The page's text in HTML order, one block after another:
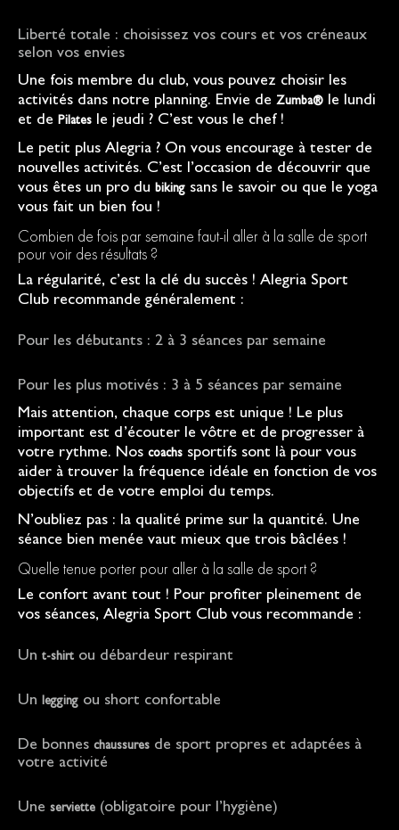
Liberté totale : choisissez vos cours et vos créneaux
selon vos envies
Une fois membre du club, vous pouvez choisir les
activités dans notre planning. Envie de Zumba® le lundi
et de Pilates le jeudi ? C’est vous le chef !
Le petit plus Alegria ? On vous encourage à tester de
nouvelles activités. C’est l’occasion de découvrir que
vous êtes un pro du biking sans le savoir ou que le yoga
vous fait un bien fou !
Combien de fois par semaine faut-il aller à la salle de sport
pour voir des résultats ?
La régularité, c’est la clé du succès ! Alegria Sport
Club recommande généralement :
Pour les débutants : 2 à 3 séances par semaine
Pour les plus motivés : 3 à 5 séances par semaine
Mais attention, chaque corps est unique ! Le plus
important est d’écouter le vôtre et de progresser à
votre rythme. Nos coachs sportifs sont là pour vous
aider à trouver la fréquence idéale en fonction de vos
objectifs et de votre emploi du temps.
N’oubliez pas : la qualité prime sur la quantité. Une
séance bien menée vaut mieux que trois bâclées !
Quelle tenue porter pour aller à la salle de sport ?
Le confort avant tout ! Pour profiter pleinement de
vos séances, Alegria Sport Club vous recommande :
Un t-shirt ou débardeur respirant
Un legging ou short confortable
De bonnes chaussures de sport propres et adaptées à
votre activité
Une serviette (obligatoire pour l’hygiène)